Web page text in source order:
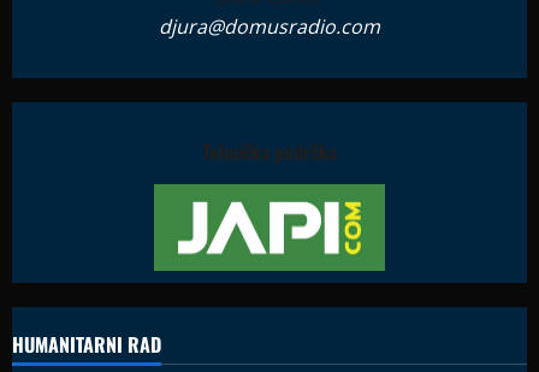
djura@domusradio.com
Tehnička podrška
HUMANITARNI RAD